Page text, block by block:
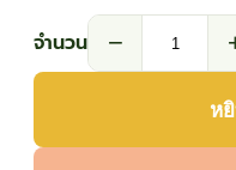
จำนวน
ต้น
(Tecoma
จำนวน −
ห